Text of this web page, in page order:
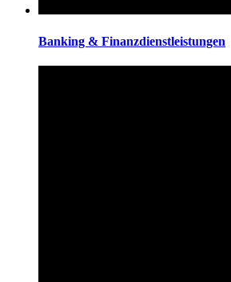
Banking & Finanzdienstleistungen